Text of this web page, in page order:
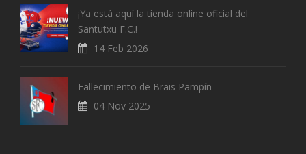
¡Ya está aquí la tienda online oficial del
Santutxu F.C.!
14 Feb 2026
Fallecimiento de Brais Pampín
04 Nov 2025